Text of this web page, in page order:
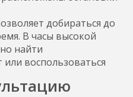
добираться до
В часы высокой
найти
воспользоваться